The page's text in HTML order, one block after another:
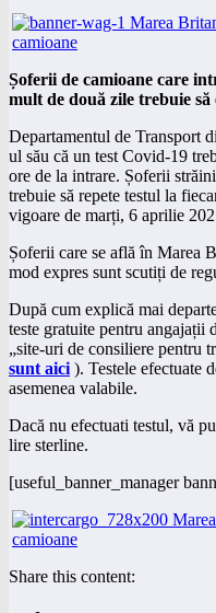
Șoferii de camioane care
mult de două zile trebuie să
Departamentul de Transport
ul său că un test Covid-19
ore de la intrare. Șoferii
trebuie să repete testul la
vigoare de marți, 6 aprilie
Șoferii care se află în Marea
mod expres sunt scutiți de
După cum explică mai
teste gratuite pentru angajații
„site-uri de consiliere pentru
sunt aici ). Testele efectuate
asemenea valabile.
Dacă nu efectuati testul, vă
lire sterline.
[useful_banner_manager
Share this content: